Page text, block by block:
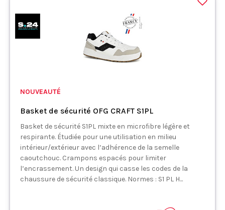
NOUVEAUTÉ
Basket de sécurité OFG CRAFT S1PL
Basket de sécurité S1PL mixte en microfibre légère et
respirante. Étudiée pour une utilisation en milieu
intérieur/extérieur avec l’adhérence de la semelle
caoutchouc. Crampons espacés pour limiter
l’encrassement. Un design qui casse les codes de la
chaussure de sécurité classique. Normes : S1 PL H...